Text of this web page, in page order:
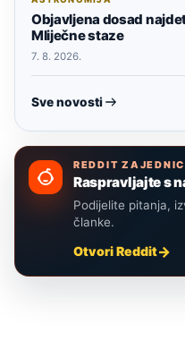
Objavljena dosad
Mliječne staze
7. 8. 2026.
Sve novosti
REDDIT
Raspravljajte s
Podijelite pitanja,
članke.
Otvori Reddit